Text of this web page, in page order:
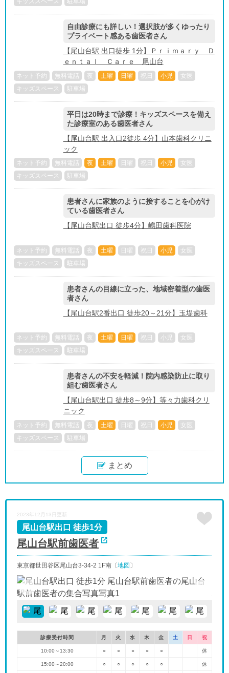
自由診療にも詳しい！選択肢が多くゆったり
プライベート感ある歯医者さん
【尾山台駅 出口徒歩 1分】Ｐｒｉｍａｒｙ Ｄ
ｅｎｔａｌ Ｃａｒｅ 尾山台
ネット予約 無料電話 夜 土曜 日曜 祝日 小児
女医
キッズスペース
駐車場
平日は20時まで診療！キッズスペースを備え
た診療室のある歯医者さん
【尾山台駅 出入口2徒歩 4分】山本歯科クリニ
ック
ネット予約 無料電話 夜 土曜 日曜 祝日 小児
女医
キッズスペース
駐車場
患者さんに家族のように接することを心がけ
ている歯医者さん
【尾山台駅出口 徒歩4分】嶋田歯科医院
ネット予約 無料電話 夜 土曜 日曜 祝日 小児
女医
キッズスペース
駐車場
患者さんの目線に立った、地域密着型の歯医
者さん
【尾山台駅2番出口 徒歩20～21分】玉堤歯科
ネット予約 無料電話 夜 土曜 日曜 祝日 小児
女医
キッズスペース
駐車場
患者さんの不安を軽減！院内感染防止に取り
組む歯医者さん
【尾山台駅出口 徒歩8～9分】等々力歯科クリ
ニック
ネット予約 無料電話 夜 土曜 日曜 祝日 小児
女医
キッズスペース
駐車場
まとめ
2023年12月13日更新
尾山台駅前歯医者
尾山台駅出口 徒歩1分
東京都世田谷区尾山台3-34-2 1F南〔地図 〕
診療受付時間 月 火 水 木 金 土 日 祝
10:00～13:30 ○ ○ ○ ○ ○ 休
15:00～20:00 ○ ○ ○ ○ ○ 休